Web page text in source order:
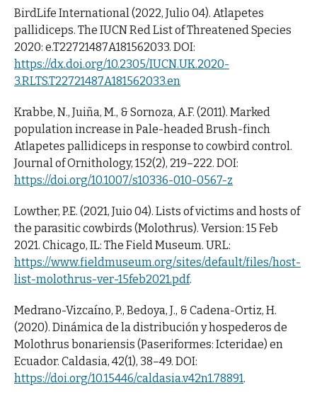
BirdLife International (2022, Julio 04). Atlapetes
pallidiceps. The IUCN Red List of Threatened Species
2020: e.T22721487A181562033. DOI:
https://dx.doi.org/10.2305/IUCN.UK.2020-
3.RLTS.T22721487A181562033.en
Krabbe, N., Juiña, M., & Sornoza, A.F. (2011). Marked
population increase in Pale-headed Brush-finch
Atlapetes pallidiceps in response to cowbird control.
Journal of Ornithology, 152(2), 219–222. DOI:
https://doi.org/10.1007/s10336-010-0567-z
Lowther, P.E. (2021, Juio 04). Lists of victims and hosts of
the parasitic cowbirds (Molothrus). Version: 15 Feb
2021. Chicago, IL: The Field Museum. URL:
https://www.fieldmuseum.org/sites/default/files/host-
list-molothrus-ver-15feb2021.pdf.
Medrano-Vizcaíno, P., Bedoya, J., & Cadena-Ortiz, H.
(2020). Dinámica de la distribución y hospederos de
Molothrus bonariensis (Paseriformes: Icteridae) en
Ecuador. Caldasia, 42(1), 38–49. DOI:
https://doi.org/10.15446/caldasia.v42n1.78891.